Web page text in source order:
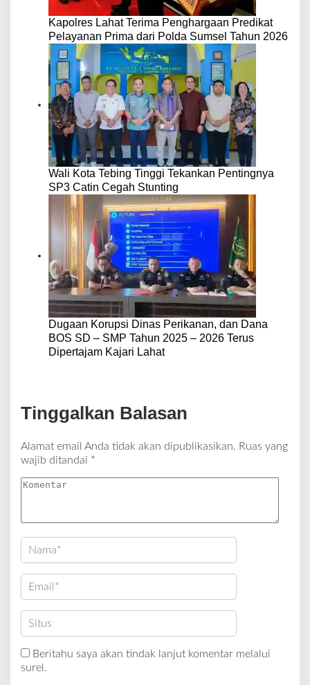
Kapolres Lahat Terima Penghargaan Predikat
Pelayanan Prima dari Polda Sumsel Tahun 2026
Wali Kota Tebing Tinggi Tekankan Pentingnya
SP3 Catin Cegah Stunting
Dugaan Korupsi Dinas Perikanan, dan Dana
BOS SD – SMP Tahun 2025 – 2026 Terus
Dipertajam Kajari Lahat
Tinggalkan Balasan
Alamat email Anda tidak akan dipublikasikan. Ruas yang
wajib ditandai *
Beritahu saya akan tindak lanjut komentar melalui
surel.